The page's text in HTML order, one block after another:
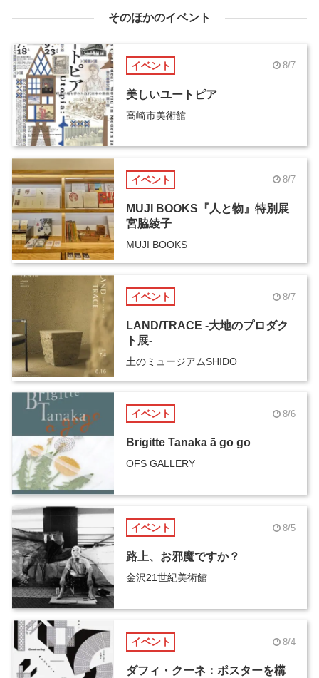
そのほかのイベント
イベント 8/7
美しいユートピア
高崎市美術館
イベント 8/7
MUJI BOOKS『人と物』特別展
宮脇綾子
MUJI BOOKS
イベント 8/7
LAND/TRACE -大地のプロダク
ト展-
土のミュージアムSHIDO
イベント 8/6
Brigitte Tanaka ā go go
OFS GALLERY
イベント 8/5
路上、お邪魔ですか？
金沢21世紀美術館
イベント 8/4
ダフィ・クーネ：ポスターを構